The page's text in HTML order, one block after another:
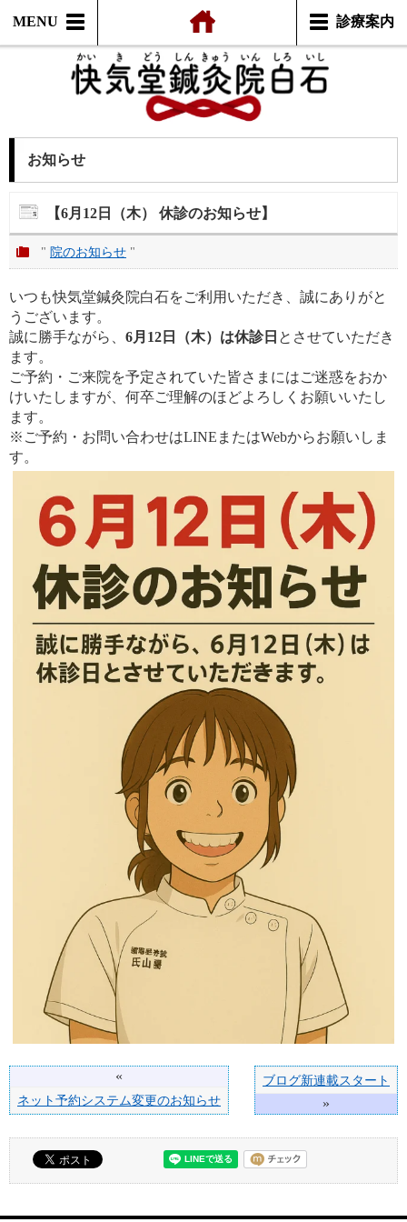
MENU 診療案内
お知らせ
【6月12日（木） 休診のお知らせ】
" 院のお知らせ "
いつも快気堂鍼灸院白石をご利用いただき、誠にありがと
うございます。
誠に勝手ながら、 6月12日（木）は休診日 とさせていただき
ます。
ご予約・ご来院を予定されていた皆さまにはご迷惑をおか
けいたしますが、何卒ご理解のほどよろしくお願いいたし
ます。
※ご予約・お問い合わせはLINEまたはWebからお願いしま
す。
«
ネット予約システム変更のお知らせ
ブログ新連載スタート
»